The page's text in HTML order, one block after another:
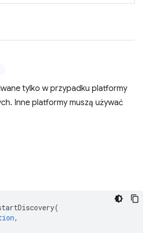
tylko w przypadku platformy
Inne platformy muszą używać
(
,